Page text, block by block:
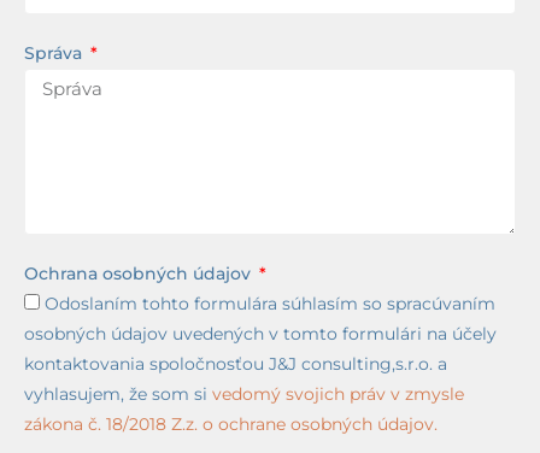
Správa
Ochrana osobných údajov
Odoslaním tohto formulára súhlasím so spracúvaním
osobných údajov uvedených v tomto formulári na účely
kontaktovania spoločnosťou J&J consulting,s.r.o. a
vyhlasujem, že som si vedomý svojich práv v zmysle
zákona č. 18/2018 Z.z. o ochrane osobných údajov.